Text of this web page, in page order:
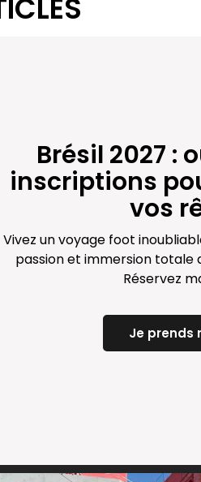
Brésil 2027 :
inscriptions
vos
Vivez un voyage foot
passion et immersion totale
Réservez
Je prends